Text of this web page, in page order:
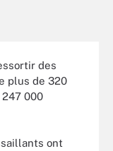
des
plus de 320
000
ont